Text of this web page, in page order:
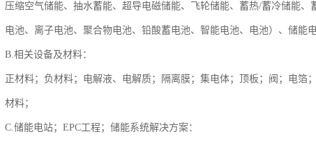
压缩空气储能、抽水蓄能、超导电磁储能、飞轮储能、蓄热/蓄冷储能
电池、离子电池、聚合物电池、铅酸蓄电池、智能电池、电池）、储能
B.相关设备及材料：
正材料；负材料；电解液、电解质；隔离膜；集电体；顶板；阀；电
材料；
C.储能电站；EPC工程；储能系统解决方案：